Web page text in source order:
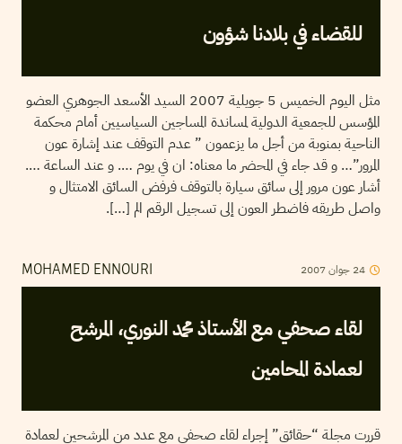
للقضاء في بلادنا شؤون
مثل اليوم الخميس 5 جويلية 2007 السيد الأسعد الجوهري العضو
المؤسس للجمعية الدولية لمساندة المساجين السياسيين أمام محكمة
الناحية بمنوبة من أجل ما يزعمون ” عدم التوقف عند إشارة عون
المرور”… و قد جاء في المحضر ما معناه: ان في يوم …. و عند الساعة ….
أشار عون مرور إلى سائق سيارة بالتوقف فرفض السائق الامتثال و
واصل طريقه فاضطر العون إلى تسجيل الرقم الم […].
MOHAMED ENNOURI 24 جوان2007
لقاء صحفي مع الأستاذ محمد النوري، المرشح
لعمادة المحامين
قررت مجلة “حقائق” إجراء لقاء صحفي مع عدد من المرشحين لعمادة